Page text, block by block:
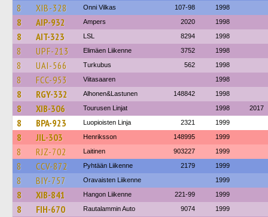
8 XIB-328 Onni Vilkas 107-98 1998
8 AIP-932 Ampers 2020 1998
8 AIT-323 LSL 8294 1998
8 UPF-213 Elimäen Liikenne 3752 1998
8 UAI-566 Turkubus 562 1998
8 FCC-953 Viitasaaren 1998
8 RGY-332 Alhonen&Lastunen 148842 1998
8 XIB-306 Tourusen Linjat 1998 2017
8 BPA-923 Luopioisten Linja 2321 1999
8 JIL-303 Henriksson 148995 1999
8 RJZ-702 Laitinen 903227 1999
8 CCV-872 Pyhtään Liikenne 2179 1999
8 BIY-757 Oravaisten Liikenne 1999
8 XIB-841 Hangon Liikenne 221-99 1999
8 FIH-670 Rautalammin Auto 9074 1999